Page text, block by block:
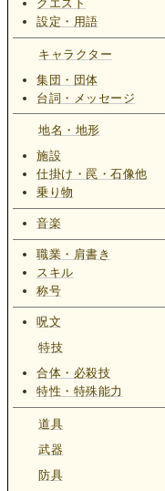
クエスト
設定・用語
キャラクター
集団・団体
台詞・メッセージ
地名・地形
施設
仕掛け・罠・石像他
乗り物
音楽
職業・肩書き
スキル
称号
呪文
特技
合体・必殺技
特性・特殊能力
道具
武器
防具